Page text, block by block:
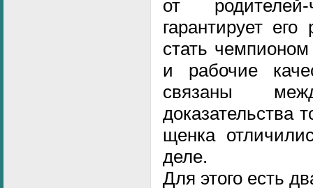
от
гарантирует
стать
и рабочие
связаны
доказательства
щенка
деле.
Для этого есть